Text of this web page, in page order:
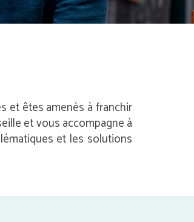
et êtes amenés à franchir
et vous accompagne à
et les solutions